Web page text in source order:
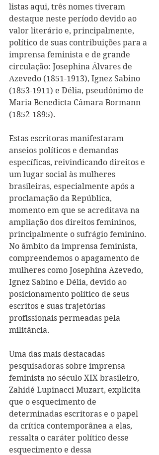
listas aqui, três nomes tiveram
destaque neste período devido ao
valor literário e, principalmente,
político de suas contribuições para a
imprensa feminista e de grande
circulação: Josephina Álvares de
Azevedo (1851-1913), Ignez Sabino
(1853-1911) e Délia, pseudônimo de
Maria Benedicta Câmara Bormann
(1852-1895).
Estas escritoras manifestaram
anseios políticos e demandas
específicas, reivindicando direitos e
um lugar social às mulheres
brasileiras, especialmente após a
proclamação da República,
momento em que se acreditava na
ampliação dos direitos femininos,
principalmente o sufrágio feminino.
No âmbito da imprensa feminista,
compreendemos o apagamento de
mulheres como Josephina Azevedo,
Ignez Sabino e Délia, devido ao
posicionamento político de seus
escritos e suas trajetórias
profissionais permeadas pela
militância.
Uma das mais destacadas
pesquisadoras sobre imprensa
feminista no século XIX brasileiro,
Zahidé Lupinacci Muzart, explicita
que o esquecimento de
determinadas escritoras e o papel
da crítica contemporânea a elas,
ressalta o caráter político desse
esquecimento e dessa